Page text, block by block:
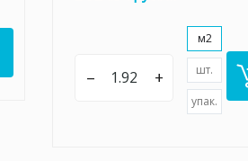
– +
м2
шт.
упак.